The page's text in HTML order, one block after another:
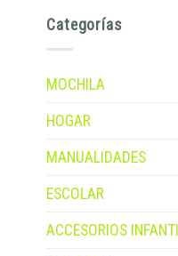
Categorías
MOCHILA
HOGAR
MANUALIDADES
ESCOLAR
ACCESORIOS